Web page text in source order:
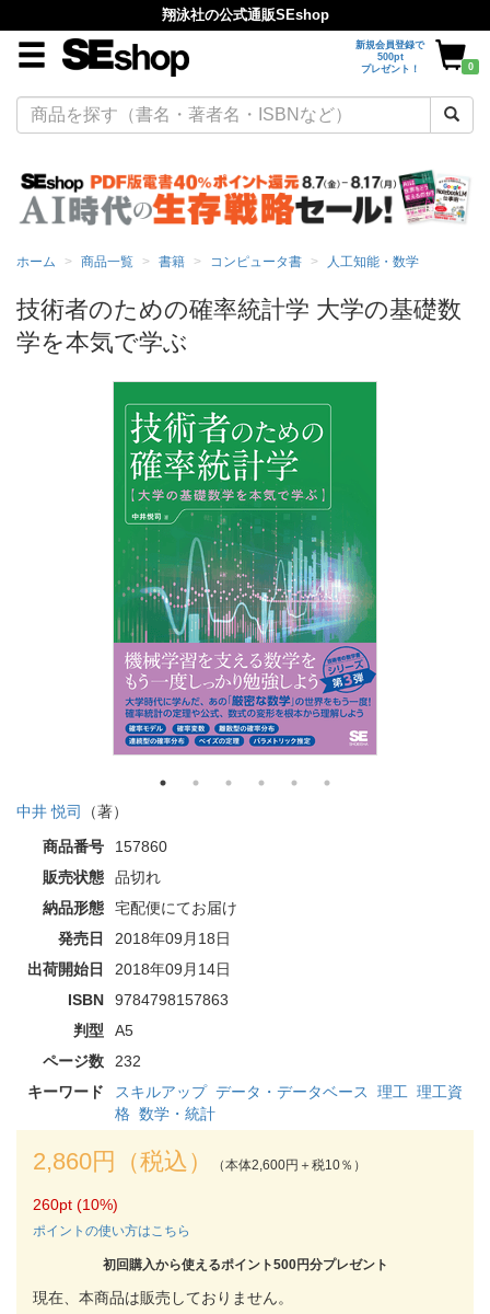
翔泳社の公式通販SEshop
新規会員登録で
500pt
プレゼント！
0
ホーム 商品一覧 書籍 コンピュータ書 人工知能・数学
技術者のための確率統計学 大学の基礎数
学を本気で学ぶ
中井 悦司
（著）
商品番号
157860
販売状態
品切れ
納品形態
宅配便にてお届け
発売日
2018年09月18日
出荷開始日
2018年09月14日
ISBN
9784798157863
判型
A5
ページ数
232
キーワード
スキルアップ データ・データベース 理工 理工資
格 数学・統計
2,860円（税込） （本体2,600円＋税10％）
260pt (10%)
ポイントの使い方はこちら
初回購入から使えるポイント500円分プレゼント
現在、本商品は販売しておりません。